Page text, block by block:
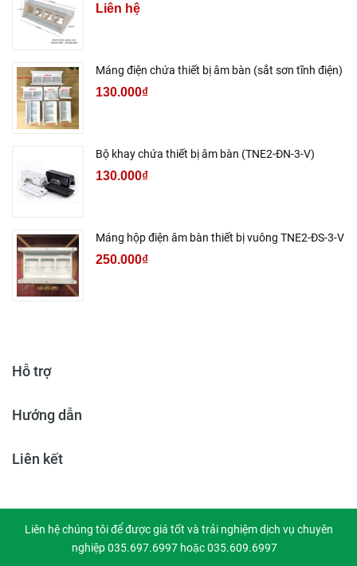
Liên hệ
Máng điện chứa thiết bị âm bàn (sắt sơn tĩnh điện)
130.000₫
Bộ khay chứa thiết bị âm bàn (TNE2-ĐN-3-V)
130.000₫
Máng hộp điện âm bàn thiết bị vuông TNE2-ĐS-3-V
250.000₫
Hỗ trợ
Hướng dẫn
Liên kết
Liên hệ chúng tôi để được giá tốt và trải nghiệm dịch vụ chuyên
nghiệp 035.697.6997 hoặc 035.609.6997